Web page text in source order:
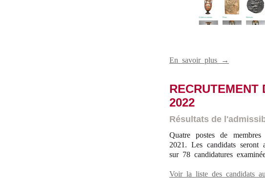
En savoir plus →
RECRUTEMENT
2022
Résultats de
Quatre postes de
2021. Les candidats
sur 78 candidatures
Voir la liste des candidats